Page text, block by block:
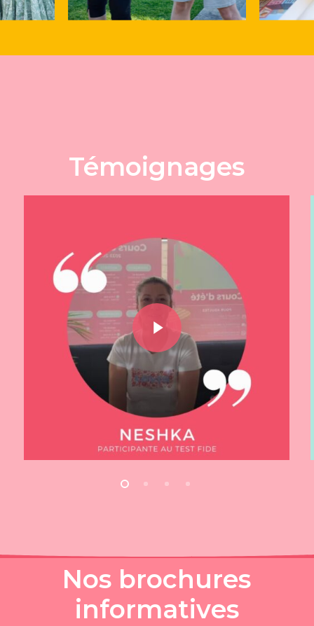
Témoignages
Play Video
Play Video
Nos brochures
informatives